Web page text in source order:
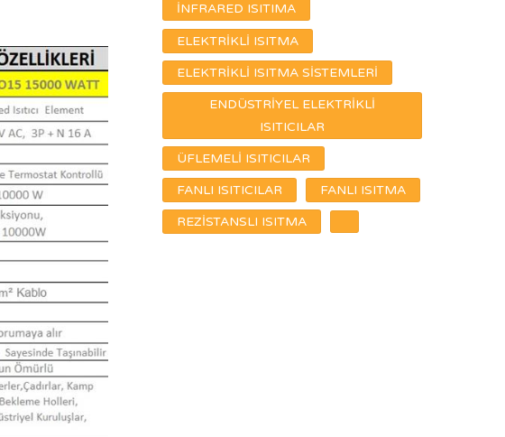
İNFRARED ISITIMA
ELEKTRİKLİ ISITMA
ELEKTRİKLİ ISITMA SİSTEMLERİ
ENDÜSTRİYEL ELEKTRİKLİ
ISITICILAR
ÜFLEMELİ ISITICILAR
FANLI ISITICILAR FANLI ISITMA
REZİSTANSLI ISITMA